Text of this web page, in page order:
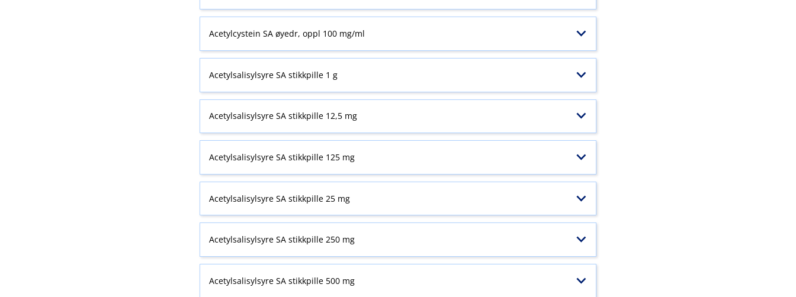
Acetylcystein SA øyedr, oppl 100 mg/ml
Acetylsalisylsyre SA stikkpille 1 g
Acetylsalisylsyre SA stikkpille 12,5 mg
Acetylsalisylsyre SA stikkpille 125 mg
Acetylsalisylsyre SA stikkpille 25 mg
Acetylsalisylsyre SA stikkpille 250 mg
Acetylsalisylsyre SA stikkpille 500 mg